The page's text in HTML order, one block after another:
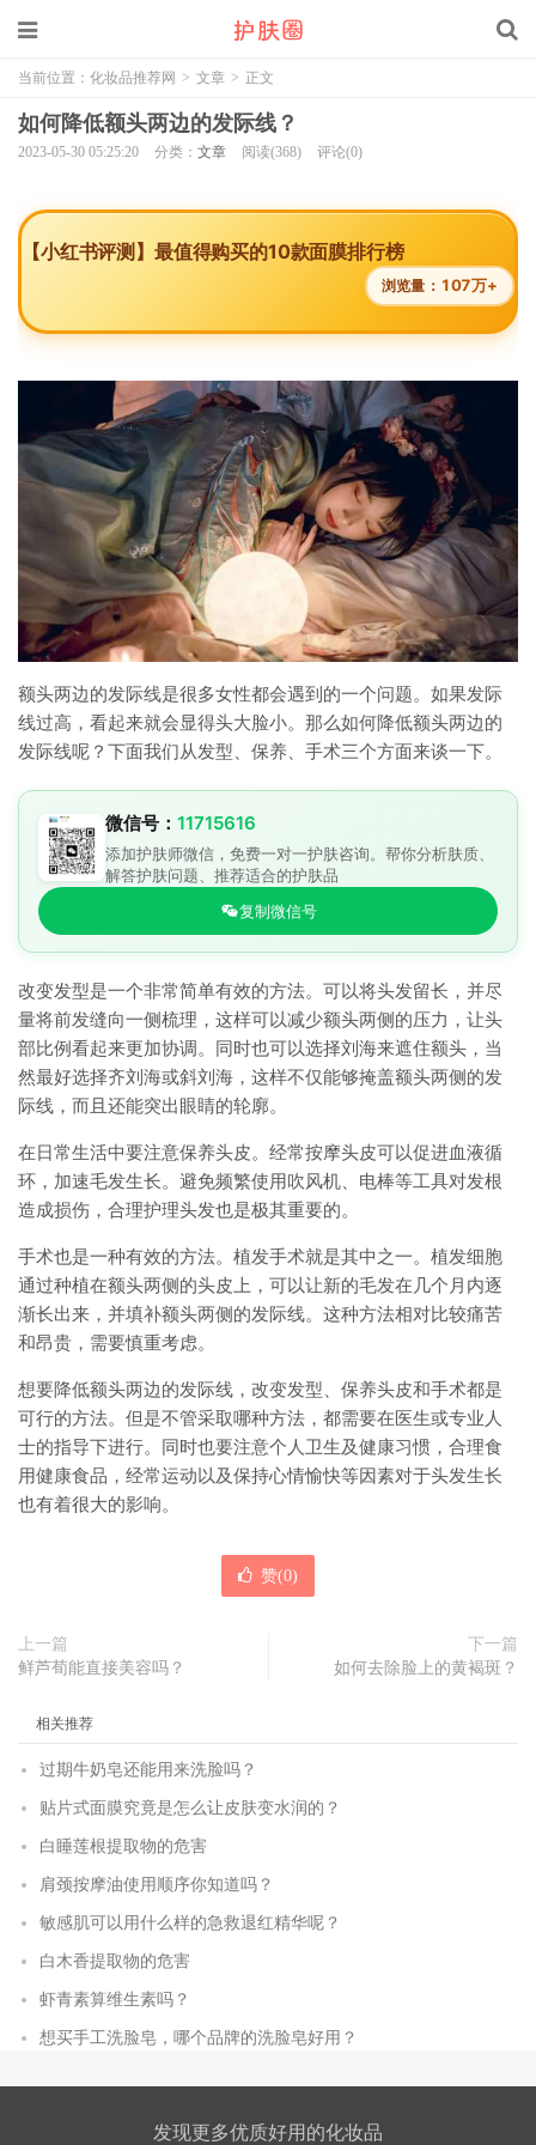
当前位置： 化妆品推荐网 > 文章 > 正文
如何降低额头两边的发际线？
2023-05-30 05:25:20 分类： 文章 阅读(368) 评论(0)
【小红书评测】最值得购买的10款面膜排行榜
浏览量： 107万+
额头两边的发际线是很多女性都会遇到的一个问题。如果发际
线过高，看起来就会显得头大脸小。那么如何降低额头两边的
发际线呢？下面我们从发型、保养、手术三个方面来谈一下。
微信号： 11715616
添加护肤师微信，免费一对一护肤咨询。帮你分析肤质、
解答护肤问题、推荐适合的护肤品
复制微信号
改变发型是一个非常简单有效的方法。可以将头发留长，并尽
量将前发缝向一侧梳理，这样可以减少额头两侧的压力，让头
部比例看起来更加协调。同时也可以选择刘海来遮住额头，当
然最好选择齐刘海或斜刘海，这样不仅能够掩盖额头两侧的发
际线，而且还能突出眼睛的轮廓。
在日常生活中要注意保养头皮。经常按摩头皮可以促进血液循
环，加速毛发生长。避免频繁使用吹风机、电棒等工具对发根
造成损伤，合理护理头发也是极其重要的。
手术也是一种有效的方法。植发手术就是其中之一。植发细胞
通过种植在额头两侧的头皮上，可以让新的毛发在几个月内逐
渐长出来，并填补额头两侧的发际线。这种方法相对比较痛苦
和昂贵，需要慎重考虑。
想要降低额头两边的发际线，改变发型、保养头皮和手术都是
可行的方法。但是不管采取哪种方法，都需要在医生或专业人
士的指导下进行。同时也要注意个人卫生及健康习惯，合理食
用健康食品，经常运动以及保持心情愉快等因素对于头发生长
也有着很大的影响。
赞(0)
上一篇
鲜芦荀能直接美容吗？
下一篇
如何去除脸上的黄褐斑？
相关推荐
过期牛奶皂还能用来洗脸吗？
贴片式面膜究竟是怎么让皮肤变水润的？
白睡莲根提取物的危害
肩颈按摩油使用顺序你知道吗？
敏感肌可以用什么样的急救退红精华呢？
白木香提取物的危害
虾青素算维生素吗？
想买手工洗脸皂，哪个品牌的洗脸皂好用？
发现更多优质好用的化妆品